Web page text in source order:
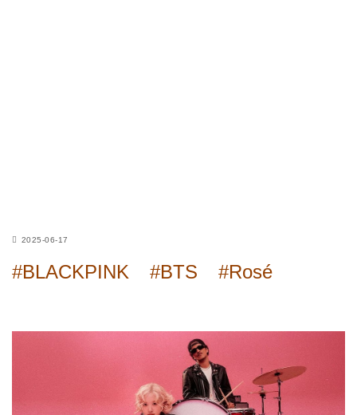
2025-06-17
#BLACKPINK #BTS #Rosé